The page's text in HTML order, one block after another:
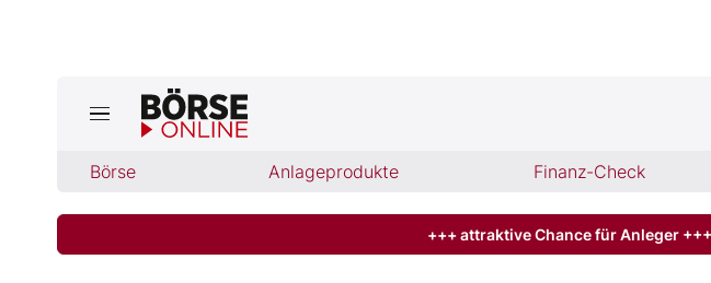
Börse Anlageprodukte Finanz-Check
Jetzt aktuelle Ausgabe BÖRSE ONLINE lesen
+++ attraktive Chance für Anleger